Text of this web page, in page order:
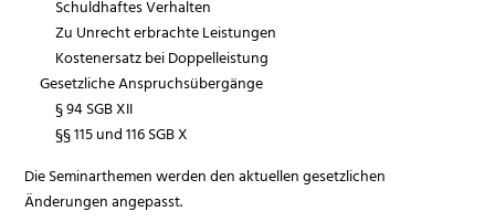
Schuldhaftes Verhalten
Zu Unrecht erbrachte Leistungen
Kostenersatz bei Doppelleistung
Gesetzliche Anspruchsübergänge
§ 94 SGB XII
§§ 115 und 116 SGB X
Die Seminarthemen werden den aktuellen gesetzlichen
Änderungen angepasst.